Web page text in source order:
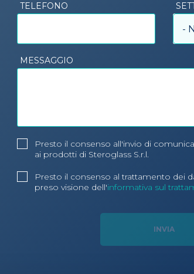
TELEFONO
-
MESSAGGIO
Presto il consenso all'invio di
ai prodotti di Steroglass S.r.l.
Presto il consenso al trattamento dei
preso visione dell'informativa sul